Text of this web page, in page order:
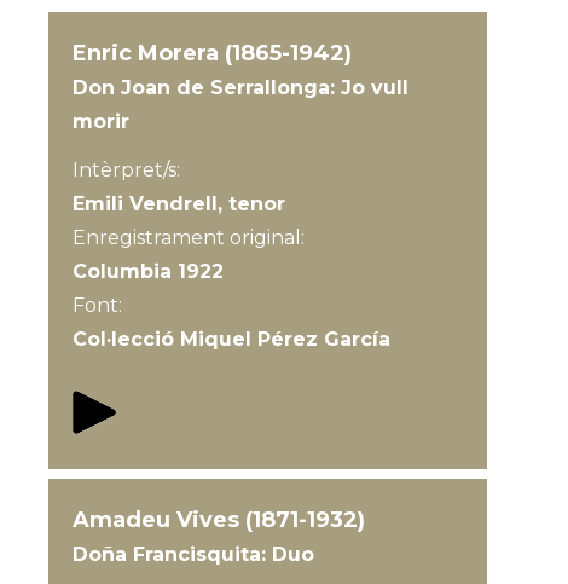
Enric Morera (1865-1942)
Don Joan de Serrallonga: Jo vull
morir
Intèrpret/s:
Emili Vendrell, tenor
Enregistrament original:
Columbia 1922
Font:
Col·lecció Miquel Pérez García
Amadeu Vives (1871-1932)
Doña Francisquita: Duo